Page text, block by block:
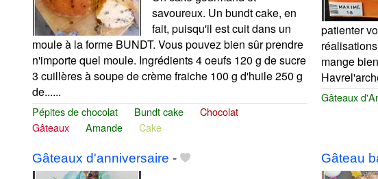
savoureux. Un bundt cake, en
fait, puisqu'il est cuit dans un
moule à la forme BUNDT. Vous pouvez bien sûr prendre
n'importe quel moule. Ingrédients 4 oeufs 120 g de sucre
3 cuillères à soupe de crème fraiche 100 g d'huile 250 g
de......
Pépites de chocolat Bundt cake
Chocolat
Gâteaux
Amande Cake
patienter
mange
Gâteaux
Gâteaux d'anniversaire -
Gâteau